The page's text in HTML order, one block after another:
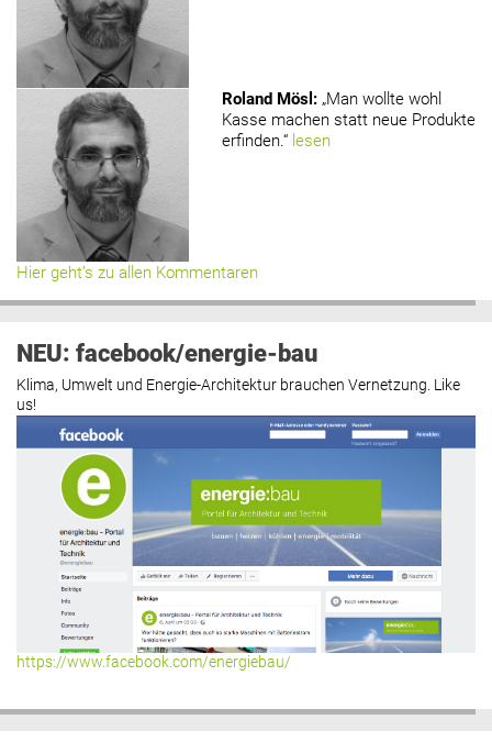
Roland Mösl : „Man wollte wohl
Kasse machen statt neue Produkte
erfinden.“ lesen
Hier geht’s zu allen Kommentaren
NEU: facebook/energie-bau
Klima, Umwelt und Energie-Architektur brauchen Vernetzung. Like
us!
https://www.facebook.com/energiebau/